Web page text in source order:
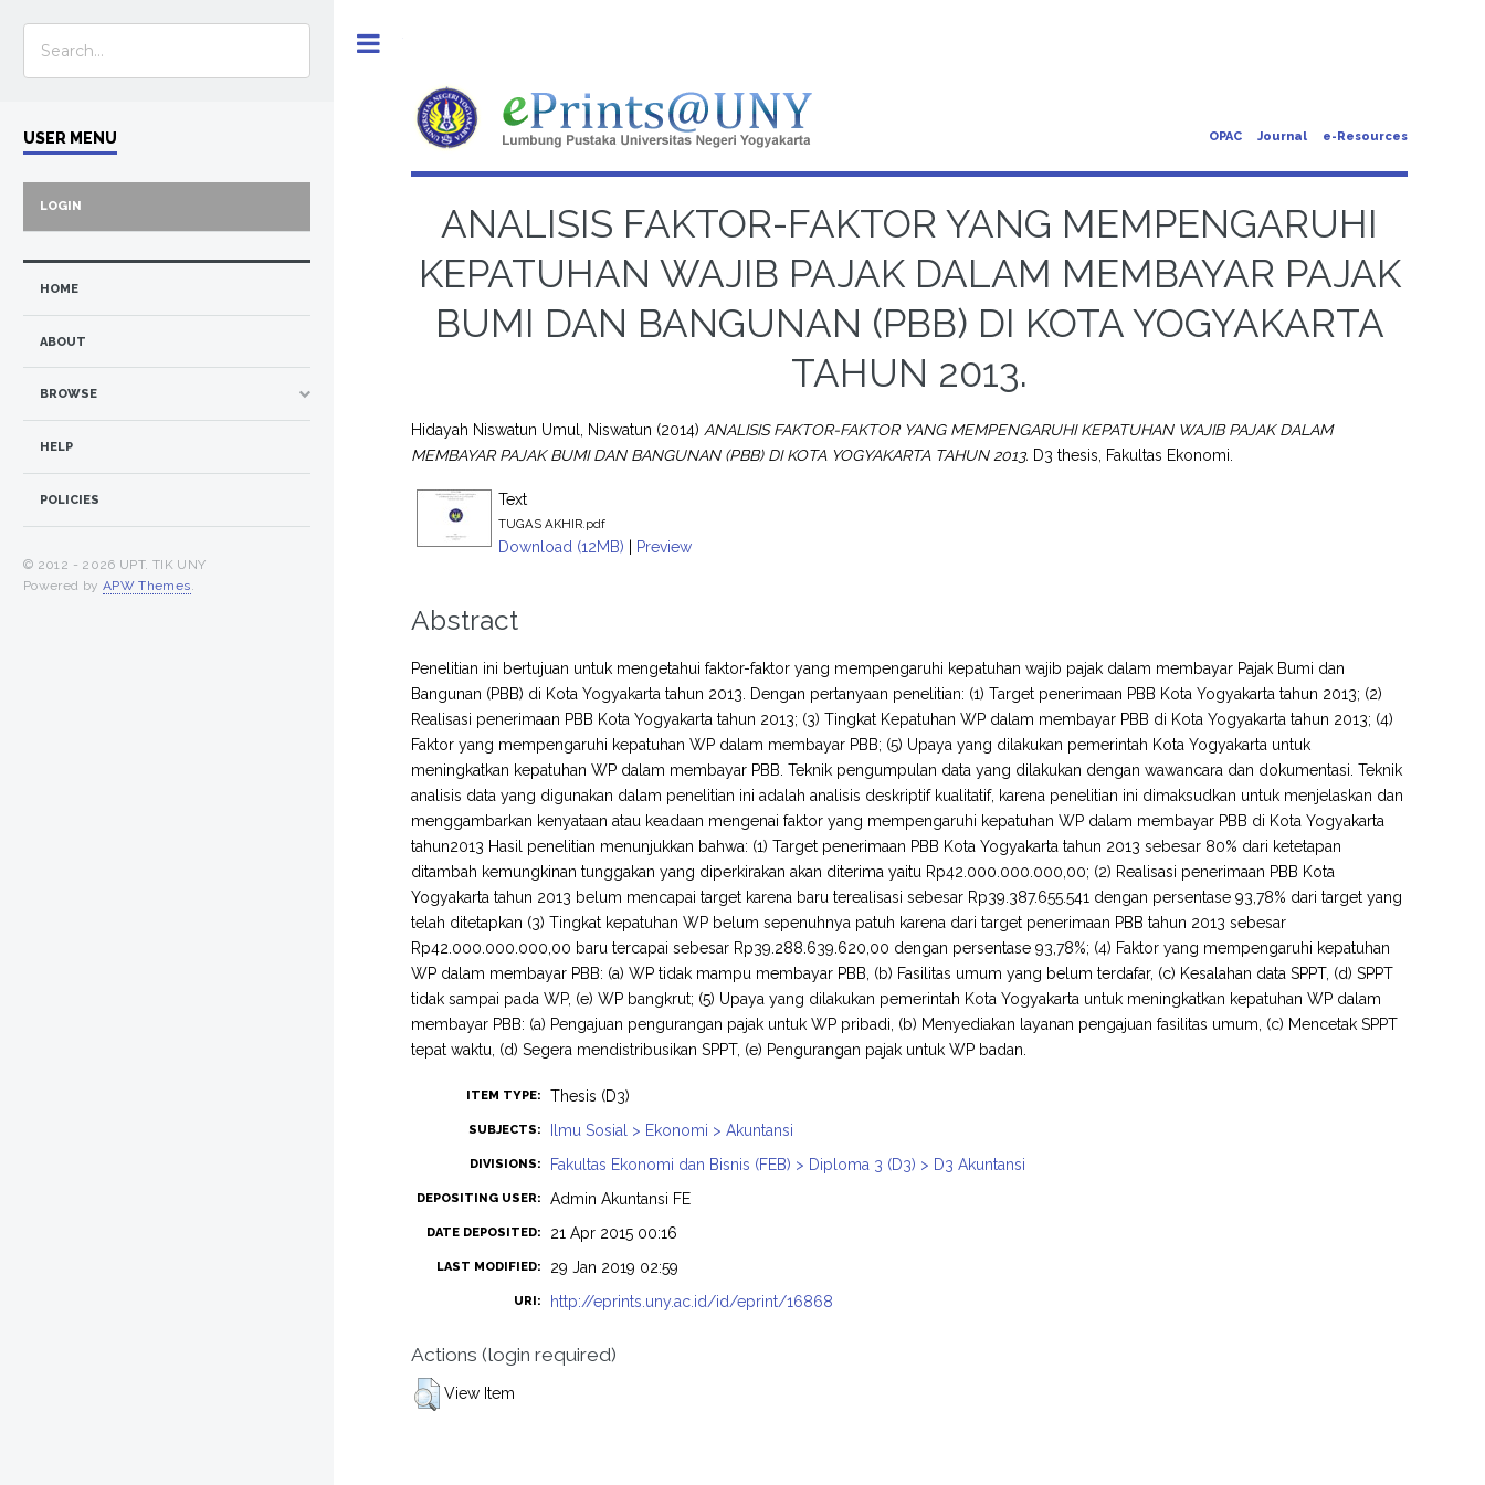
OPAC Journal e-Resources
ANALISIS FAKTOR-FAKTOR YANG MEMPENGARUHI
KEPATUHAN WAJIB PAJAK DALAM MEMBAYAR PAJAK
BUMI DAN BANGUNAN (PBB) DI KOTA YOGYAKARTA
TAHUN 2013.
Hidayah Niswatun Umul, Niswatun (2014) ANALISIS FAKTOR-FAKTOR YANG MEMPENGARUHI KEPATUHAN WAJIB PAJAK DALAM
MEMBAYAR PAJAK BUMI DAN BANGUNAN (PBB) DI KOTA YOGYAKARTA TAHUN 2013. D3 thesis, Fakultas Ekonomi.
Text
TUGAS AKHIR.pdf
Download (12MB) | Preview
Abstract
Penelitian ini bertujuan untuk mengetahui faktor-faktor yang mempengaruhi kepatuhan wajib pajak dalam membayar Pajak Bumi dan
Bangunan (PBB) di Kota Yogyakarta tahun 2013. Dengan pertanyaan penelitian: (1) Target penerimaan PBB Kota Yogyakarta tahun 2013; (2)
Realisasi penerimaan PBB Kota Yogyakarta tahun 2013; (3) Tingkat Kepatuhan WP dalam membayar PBB di Kota Yogyakarta tahun 2013; (4)
Faktor yang mempengaruhi kepatuhan WP dalam membayar PBB; (5) Upaya yang dilakukan pemerintah Kota Yogyakarta untuk
meningkatkan kepatuhan WP dalam membayar PBB. Teknik pengumpulan data yang dilakukan dengan wawancara dan dokumentasi. Teknik
analisis data yang digunakan dalam penelitian ini adalah analisis deskriptif kualitatif, karena penelitian ini dimaksudkan untuk menjelaskan dan
menggambarkan kenyataan atau keadaan mengenai faktor yang mempengaruhi kepatuhan WP dalam membayar PBB di Kota Yogyakarta
tahun2013 Hasil penelitian menunjukkan bahwa: (1) Target penerimaan PBB Kota Yogyakarta tahun 2013 sebesar 80% dari ketetapan
ditambah kemungkinan tunggakan yang diperkirakan akan diterima yaitu Rp42.000.000.000,00; (2) Realisasi penerimaan PBB Kota
Yogyakarta tahun 2013 belum mencapai target karena baru terealisasi sebesar Rp39.387.655.541 dengan persentase 93,78% dari target yang
telah ditetapkan (3) Tingkat kepatuhan WP belum sepenuhnya patuh karena dari target penerimaan PBB tahun 2013 sebesar
Rp42.000.000.000,00 baru tercapai sebesar Rp39.288.639.620,00 dengan persentase 93,78%; (4) Faktor yang mempengaruhi kepatuhan
WP dalam membayar PBB: (a) WP tidak mampu membayar PBB, (b) Fasilitas umum yang belum terdafar, (c) Kesalahan data SPPT, (d) SPPT
tidak sampai pada WP, (e) WP bangkrut; (5) Upaya yang dilakukan pemerintah Kota Yogyakarta untuk meningkatkan kepatuhan WP dalam
membayar PBB: (a) Pengajuan pengurangan pajak untuk WP pribadi, (b) Menyediakan layanan pengajuan fasilitas umum, (c) Mencetak SPPT
tepat waktu, (d) Segera mendistribusikan SPPT, (e) Pengurangan pajak untuk WP badan.
ITEM TYPE: Thesis (D3)
SUBJECTS: Ilmu Sosial > Ekonomi > Akuntansi
DIVISIONS: Fakultas Ekonomi dan Bisnis (FEB) > Diploma 3 (D3) > D3 Akuntansi
DEPOSITING USER: Admin Akuntansi FE
DATE DEPOSITED: 21 Apr 2015 00:16
LAST MODIFIED: 29 Jan 2019 02:59
URI: http://eprints.uny.ac.id/id/eprint/16868
Actions (login required)
View Item
USER MENU
LOGIN
HOME
ABOUT
BROWSE
HELP
POLICIES
© 2012 - 2026 UPT. TIK UNY
Powered by APW Themes